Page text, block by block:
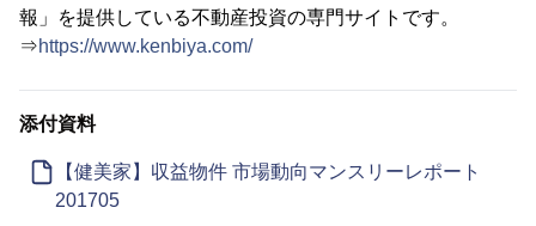
報」を提供している不動産投資の専門サイトです。
⇒https://www.kenbiya.com/
添付資料
【健美家】収益物件 市場動向マンスリーレポート
201705